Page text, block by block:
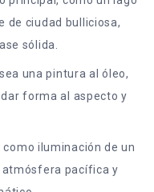
de ciudad bulliciosa,
sólida.
una pintura al óleo,
forma al aspecto y
iluminación de un
atmósfera pacífica y